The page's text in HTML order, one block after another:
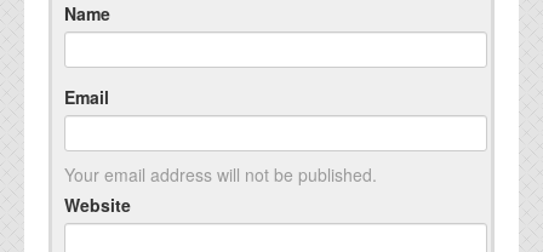
Name
Email
Your email address will not be published.
Website